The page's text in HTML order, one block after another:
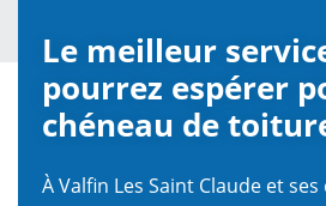
Le meilleur
pourrez espérer
chéneau de
À Valfin Les Saint Claude et